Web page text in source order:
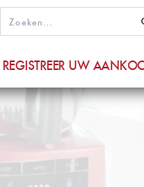
REGISTREER UW